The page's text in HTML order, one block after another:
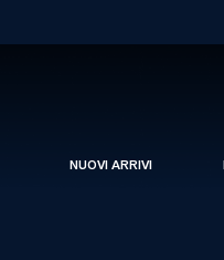
NUOVI ARRIVI